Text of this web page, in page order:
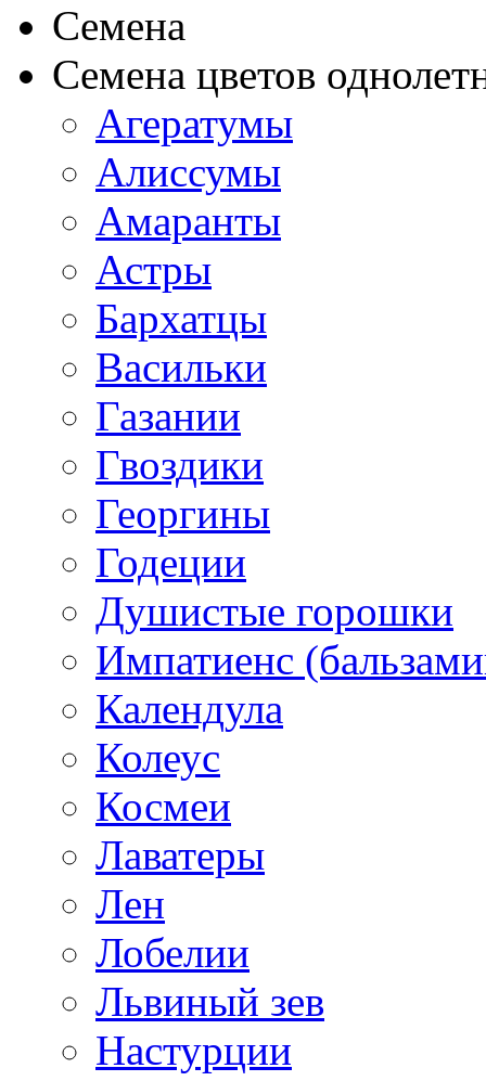
Семена
Семена цветов
Агератумы
Алиссумы
Амаранты
Астры
Бархатцы
Васильки
Газании
Гвоздики
Георгины
Годеции
Душистые горошки
Импатиенс
Календула
Колеус
Космеи
Лаватеры
Лен
Лобелии
Львиный зев
Настурции